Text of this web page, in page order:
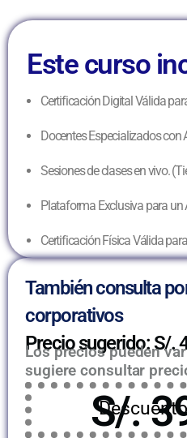
Este curso
Certificación Digital Válida
Docentes Especializados con
Sesiones de clases en vivo.
Plataforma Exclusiva para un
Certificación Física Válida
También consulta
corporativos
Precio sugerido: S/.
Los precios pueden
sugiere consultar
S/.